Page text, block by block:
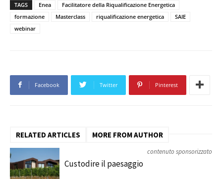
TAGS Enea
Facilitatore della Riqualificazione Energetica
formazione
Masterclass riqualificazione energetica
SAIE
webinar
Facebook Twitter Pinterest
RELATED ARTICLES MORE FROM AUTHOR
contenuto sponsorizzato
Custodire il paesaggio